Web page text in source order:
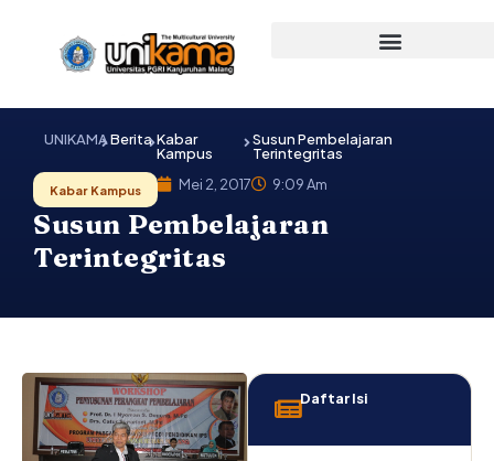
UNIKAMABerita Kabar
Kampus
Susun Pembelajaran
Terintegritas
Kabar Kampus Mei 2, 2017 9:09 Am
Susun Pembelajaran
Terintegritas
Daftar Isi